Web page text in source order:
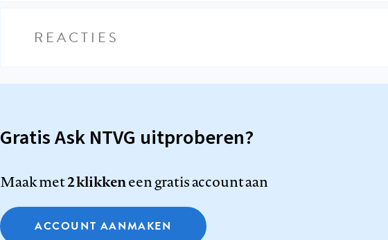
REACTIES
Gratis Ask NTVG uitproberen?
Maak met2 klikkeneen gratis account aan
ACCOUNT AANMAKEN